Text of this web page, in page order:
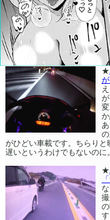
★
がひどい車載です。ちらり
遅いというわけでもないのに。
★